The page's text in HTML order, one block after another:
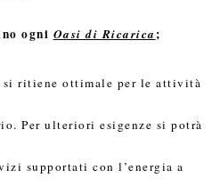
ogni Oasi di Ricarica ;
si ritiene ottimale per le attività
Per ulteriori esigenze si potrà
supportati con l’energia a